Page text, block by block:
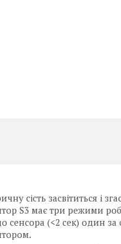
сість засвітиться і
S3 має три режими
(<2 сек) один